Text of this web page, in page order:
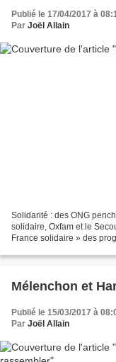
Publié le 17/04/2017 à
Par Joël Allain
Solidarité : des ONG
solidaire, Oxfam et le
France solidaire » des
Mélenchon et
Publié le 15/03/2017 à
Par Joël Allain